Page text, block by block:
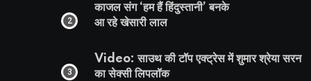
काजल संग ‘हम हैं हिंदुस्तानी’ बनके
आ रहे खेसारी लाल
Video: साउथ की टॉप एक्ट्रेस में शुमार श्रेया सरन
का सेक्सी लिपलॉक